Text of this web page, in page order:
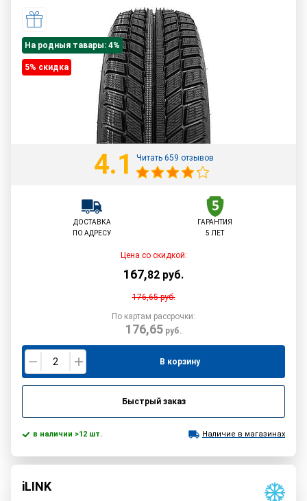
На родныя тавары: 4%
5% cкидка
4.1 Читать 659 отзывов
ДОСТАВКА
ПО АДРЕСУ
ГАРАНТИЯ
5 ЛЕТ
Цена со скидкой:
167,82 руб.
176,65руб.
По картам рассрочки:
176,65руб.
В корзину
Быстрый заказ
в наличии >12 шт. Наличие в магазинах
iLINK